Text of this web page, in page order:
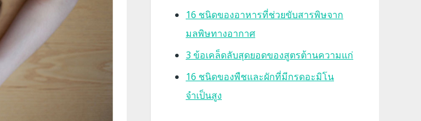
16 ชนิดของอาหารที่ช่วยขับสารพิษจาก
มลพิษทางอากาศ
3 ข้อเคล็ดลับสุดยอดของสูตรต้านความแก่
16 ชนิดของพืชและผักที่มีกรดอะมิโน
จำเป็นสูง